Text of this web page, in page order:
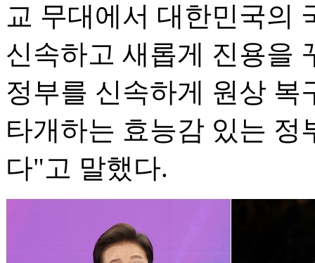
교 무대에서 대한민국의
신속하고 새롭게 진용을
정부를 신속하게 원상 복
타개하는 효능감 있는 정
다"고 말했다.